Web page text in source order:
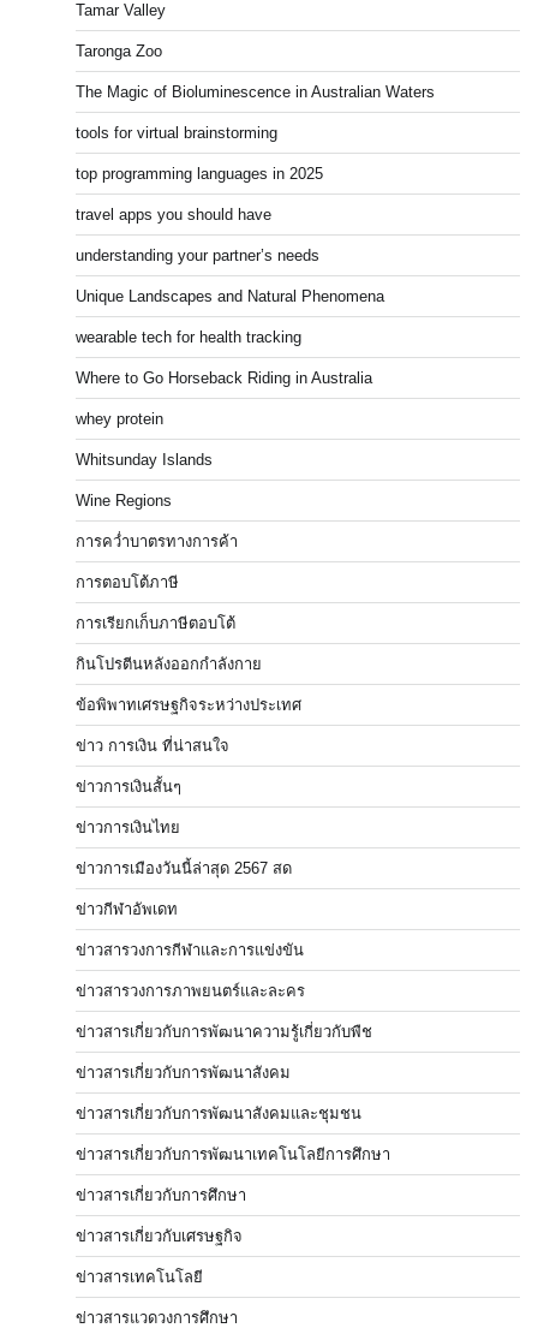
Tamar Valley
Taronga Zoo
The Magic of Bioluminescence in Australian Waters
tools for virtual brainstorming
top programming languages in 2025
travel apps you should have
understanding your partner’s needs
Unique Landscapes and Natural Phenomena
wearable tech for health tracking
Where to Go Horseback Riding in Australia
whey protein
Whitsunday Islands
Wine Regions
การคว่ำบาตรทางการค้า
การตอบโต้ภาษี
การเรียกเก็บภาษีตอบโต้
กินโปรตีนหลังออกกำลังกาย
ข้อพิพาทเศรษฐกิจระหว่างประเทศ
ข่าว การเงิน ที่น่าสนใจ
ข่าวการเงินสั้นๆ
ข่าวการเงินไทย
ข่าวการเมืองวันนี้ล่าสุด 2567 สด
ข่าวกีฬาอัพเดท
ข่าวสารวงการกีฬาและการแข่งขัน
ข่าวสารวงการภาพยนตร์และละคร
ข่าวสารเกี่ยวกับการพัฒนาความรู้เกี่ยวกับพืช
ข่าวสารเกี่ยวกับการพัฒนาสังคม
ข่าวสารเกี่ยวกับการพัฒนาสังคมและชุมชน
ข่าวสารเกี่ยวกับการพัฒนาเทคโนโลยีการศึกษา
ข่าวสารเกี่ยวกับการศึกษา
ข่าวสารเกี่ยวกับเศรษฐกิจ
ข่าวสารเทคโนโลยี
ข่าวสารแวดวงการศึกษา